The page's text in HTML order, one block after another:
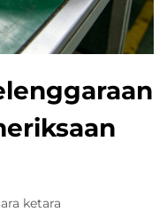
ketara